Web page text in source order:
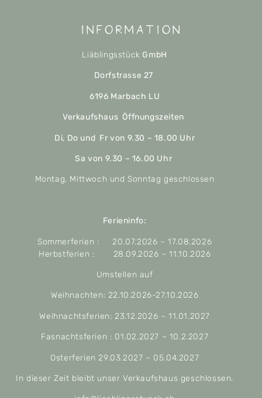
Information
Liäblingsstück GmbH
Dorfstrasse 27
6196 Marbach LU
Verkaufshaus Öffnungszeiten
Di, Do und Fr von 9.30 – 18.00 Uhr
Sa von 9.30 – 16.00 Uhr
Montag, Mittwoch und Sonntag geschlossen
Ferieninfo:
Sommerferien : 20.07.2026 – 17.08.2026
Herbstferien : 28.09.2026 – 11.10.2026
Umstellen auf
Weihnachten: 22.10.2026-27.10.2026
Weihnachtsferien: 23.12.2026 – 11.01.2027
Fasnachtsferien : 01.02.2027 – 10.2.2027
Osterferien 29.03.2027 – 05.04.2027
In dieser Zeit bleibt unser Verkaufshaus geschlossen.